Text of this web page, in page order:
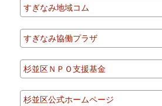
すぎなみ地域コム
すぎなみ協働プラザ
杉並区ＮＰＯ支援基金
杉並区公式ホームページ